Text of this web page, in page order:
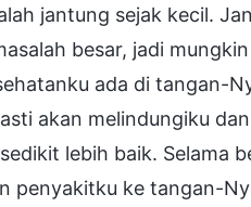
jantung sejak kecil.
besar, jadi
ada di tangan-
akan melindungiku
lebih baik. Selama
penyakitku ke tangan-